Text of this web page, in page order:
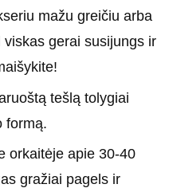
mažu greičiu arba
gerai susijungs ir
tešlą tolygiai
formą.
orkaitėje apie 30-40
gražiai pagels ir